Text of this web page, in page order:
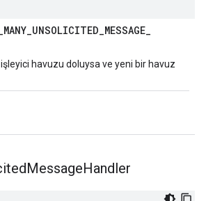
MANY_UNSOLICITED_MESSAGE_
havuzu doluysa ve yeni bir havuz
MessageHandler